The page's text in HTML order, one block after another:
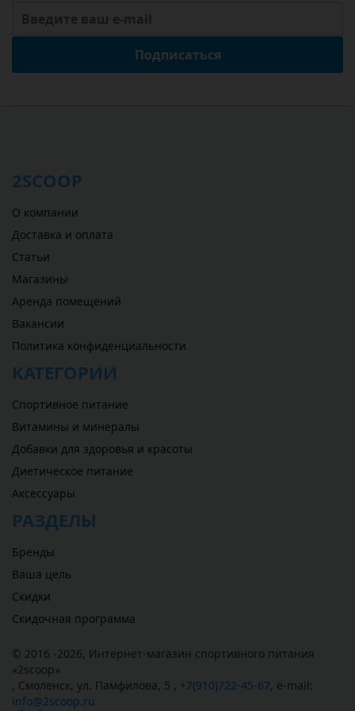
Подписаться
2SCOOP
О компании
Доставка и оплата
Статьи
Магазины
Аренда помещений
Вакансии
Политика конфиденциальности
КАТЕГОРИИ
Спортивное питание
Витамины и минералы
Добавки для здоровья и красоты
Диетическое питание
Аксессуары
РАЗДЕЛЫ
Бренды
Ваша цель
Скидки
Скидочная программа
© 2016 -2026, Интернет-магазин спортивного питания
«2scoop»
, Смоленск, ул. Памфилова, 5 , +7(910)722-45-67, e-mail:
info@2scoop.ru